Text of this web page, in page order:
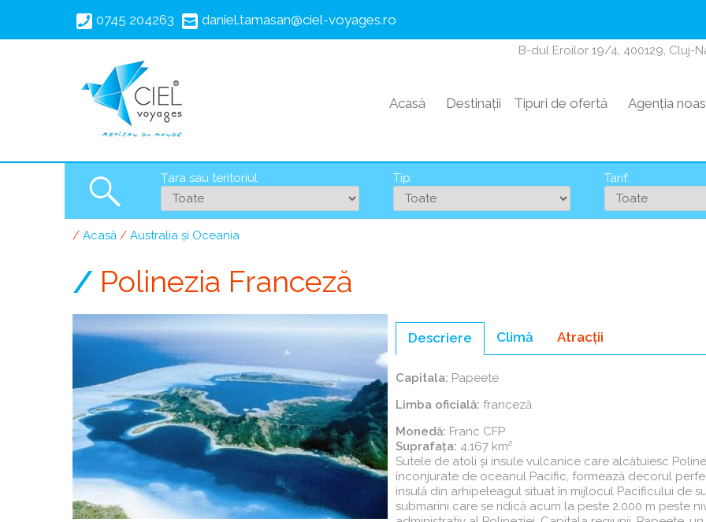
conţinutul
0745 204263 daniel.tamasan@ciel-voyages.ro
B-dul Eroilor 19/4, 400129, Cluj-
Acasă Destinații Tipuri de ofertă Agenția
Search
Țara sau teritoriul Tip: Tarif:
Acasă Australia și Oceania
Polinezia Franceză
Bora Bora.
Anterior Următorul
Descriere Climă Atracții
Capitala: Papeete
Limba oficială: franceză
Monedă: Franc CFP
Suprafaţa: 4.167 km²
Sutele de atoli şi insule vulcanice care alcătuiesc
înconjurate de oceanul Pacific, formează decorul
insulă din arhipeleagul situat în mijlocul Pacificului de
submarini care se ridică acum la peste 2.000 m peste